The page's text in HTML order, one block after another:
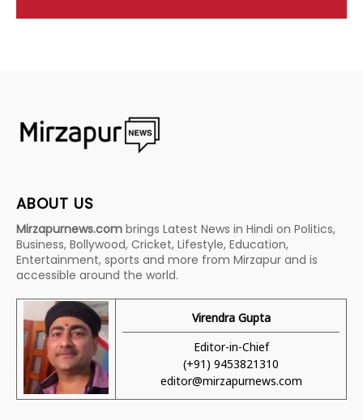
ABOUT US
Mirzapurnews.com brings Latest News in Hindi on Politics,
Business, Bollywood, Cricket, Lifestyle, Education,
Entertainment, sports and more from Mirzapur and is
accessible around the world.
Virendra Gupta
Editor-in-Chief
(+91) 9453821310
editor@mirzapurnews.com